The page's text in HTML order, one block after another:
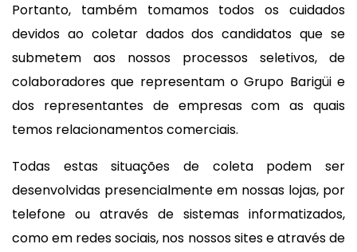
Portanto, também tomamos todos os cuidados
devidos ao coletar dados dos candidatos que se
submetem aos nossos processos seletivos, de
colaboradores que representam o Grupo Barigüi e
dos representantes de empresas com as quais
temos relacionamentos comerciais.
Todas estas situações de coleta podem ser
desenvolvidas presencialmente em nossas lojas, por
telefone ou através de sistemas informatizados,
como em redes sociais, nos nossos sites e através de